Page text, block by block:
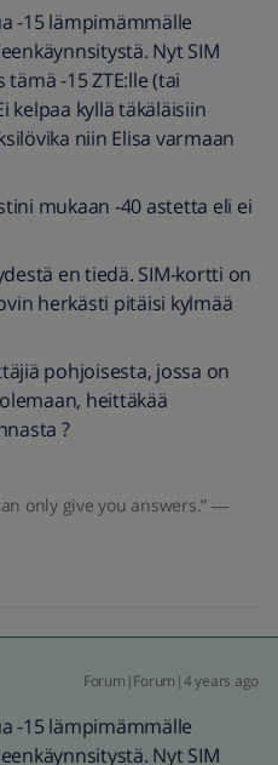
-15 lämpimämmälle
Nyt SIM
-15 ZTE:lle (tai
kelpaa kyllä täkäläisiin
niin Elisa varmaan
mukaan -40 astetta eli ei
en tiedä. SIM-kortti on
herkästi pitäisi kylmää
pohjoisesta, jossa on
heittäkää
?
only give you answers.” ―
Forum|Forum|4 years ago
-15 lämpimämmälle
Nyt SIM